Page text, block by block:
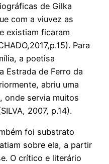
de Gilka
com a viuvez as
existiam ficaram
Para
a poetisa
Estrada de Ferro da
abriu uma
onde servia muitos
2007, p.14).
foi substrato
sobre ela, a partir
O crítico e literário